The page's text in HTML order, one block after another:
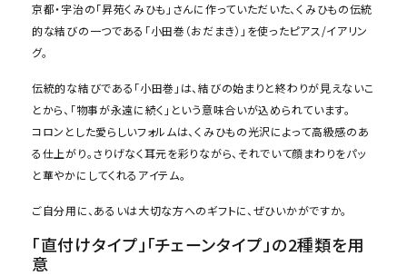
京都・宇治の「昇苑くみひも」さんに作っていただいた、くみひもの伝統
的な結びの一つである「小田巻（おだまき）」を使ったピアス/イアリン
グ。
伝統的な結びである「小田巻」は、結びの始まりと終わりが見えないこ
とから、「物事が永遠に続く」という意味合いが込められています。
コロンとした愛らしいフォルムは、くみひもの光沢によって高級感のあ
る仕上がり。さりげなく耳元を彩りながら、それでいて顔まわりをパッ
と華やかにしてくれるアイテム。
ご自分用に、あるいは大切な方へのギフトに、ぜひいかがですか。
「直付けタイプ」「チェーンタイプ」の2種類を用
意